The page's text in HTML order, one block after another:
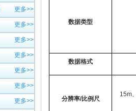
更多>>
更多>>
更多>>
更多>>
更多>>
更多>>
更多>>
数据类型
数据格式
分辨率/比例尺
15m